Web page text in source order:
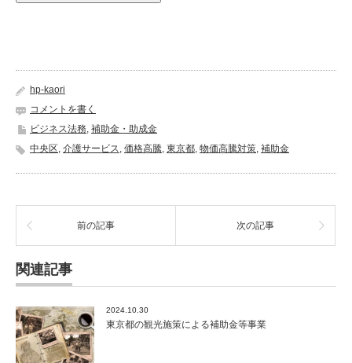
hp-kaori
コメントを書く
ビジネス法務, 補助金・助成金
中央区, 介護サービス, 価格高騰, 東京都, 物価高騰対策, 補助金
前の記事 次の記事
関連記事
2024.10.30
東京都の観光施策による補助金等事業